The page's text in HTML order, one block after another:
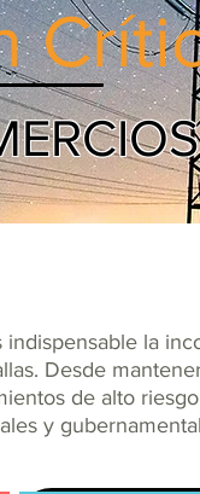
la
Desde
de alto
y